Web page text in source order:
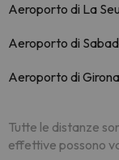
Aeroporto di La
Aeroporto di
Aeroporto di
Tutte le distanze
effettive possono